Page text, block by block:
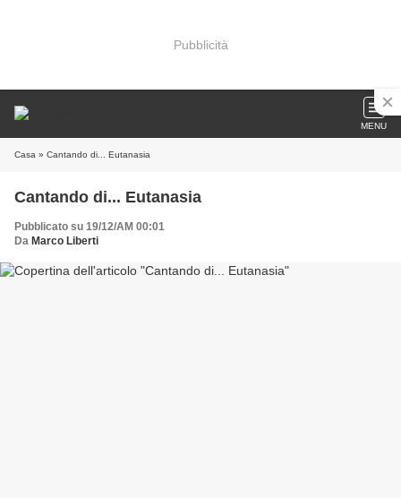
Pubblicità
MENU
Casa » Cantando di... Eutanasia
Cantando di... Eutanasia
Pubblicato su 19/12/AM 00:01
Da Marco Liberti